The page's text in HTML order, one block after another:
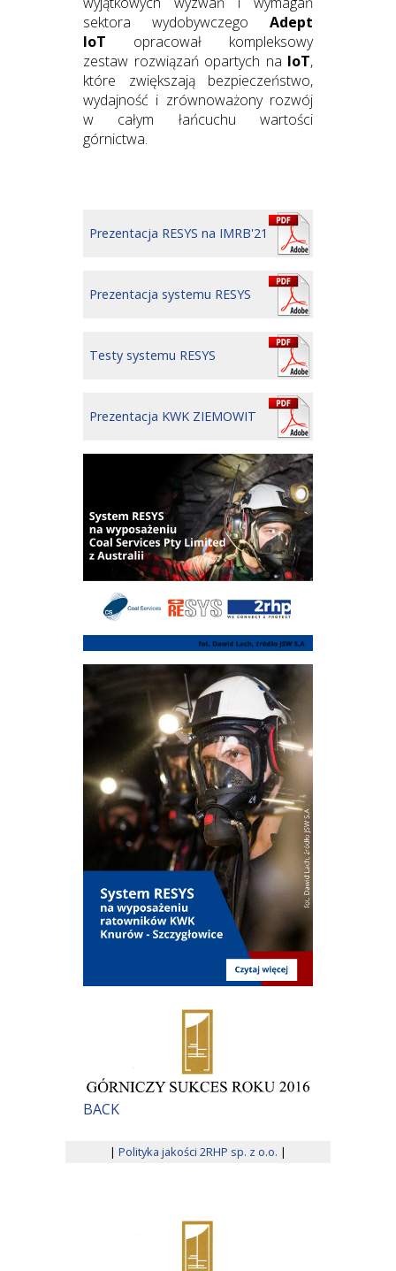
sektora wydobywczego Adept
IoT opracował kompleksowy
zestaw rozwiązań opartych na IoT,
które zwiększają bezpieczeństwo,
wydajność i zrównoważony rozwój
w całym łańcuchu wartości
górnictwa.
Prezentacja RESYS na IMRB'21
Prezentacja systemu RESYS
Testy systemu RESYS
Prezentacja KWK ZIEMOWIT
BACK
| Polityka jakości 2RHP sp. z o.o. |